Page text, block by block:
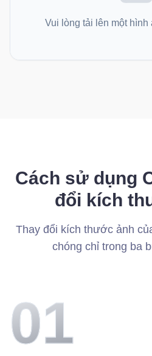
Vui lòng tải lên một
Cách sử dụng
đổi kích
Thay đổi kích thước ảnh
chóng chỉ trong ba
01